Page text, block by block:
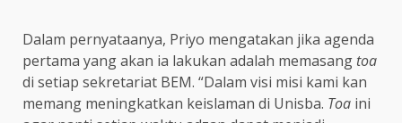
Dalam pernyataanya, Priyo mengatakan jika agenda
pertama yang akan ia lakukan adalah memasang toa
di setiap sekretariat BEM. “Dalam visi misi kami kan
memang meningkatkan keislaman di Unisba. Toa ini